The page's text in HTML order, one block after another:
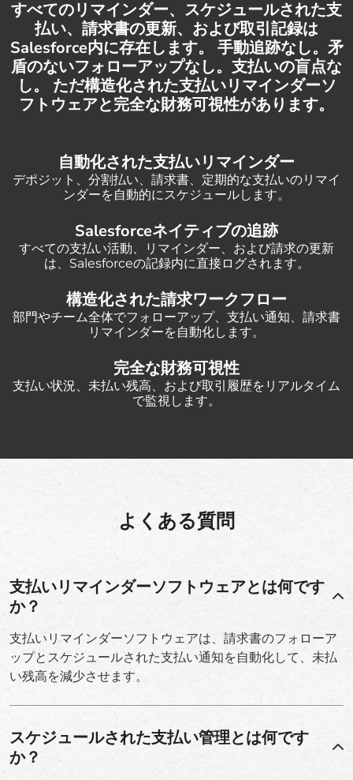
すべてのリマインダー、スケジュールされた支
払い、請求書の更新、および取引記録は
Salesforce内に存在します。 手動追跡なし。矛
盾のないフォローアップなし。支払いの盲点な
し。 ただ構造化された支払いリマインダーソ
フトウェアと完全な財務可視性があります。
自動化された支払いリマインダー
デポジット、分割払い、請求書、定期的な支払いのリマイ
ンダーを自動的にスケジュールします。
Salesforceネイティブの追跡
すべての支払い活動、リマインダー、および請求の更新
は、Salesforceの記録内に直接ログされます。
構造化された請求ワークフロー
部門やチーム全体でフォローアップ、支払い通知、請求書
リマインダーを自動化します。
完全な財務可視性
支払い状況、未払い残高、および取引履歴をリアルタイム
で監視します。
よくある質問
支払いリマインダーソフトウェアとは何です
か？
支払いリマインダーソフトウェアは、請求書のフォローア
ップとスケジュールされた支払い通知を自動化して、未払
い残高を減少させます。
スケジュールされた支払い管理とは何です
か？